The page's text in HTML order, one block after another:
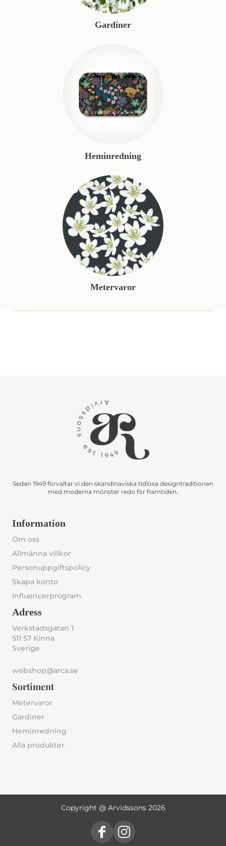
Gardiner
Heminredning
Metervaror
Sedan 1949 förvaltar vi den skandinaviska tidlösa designtraditionen
med moderna mönster redo för framtiden.
Information
Om oss
Allmänna villkor
Personuppgiftspolicy
Skapa konto
Influencerprogram
Adress
Verkstadsgatan 1
511 57 Kinna
Sverige
webshop@arca.se
Sortiment
Metervaror
Gardiner
Heminredning
Alla produkter
Copyright @ Arvidssons 2026